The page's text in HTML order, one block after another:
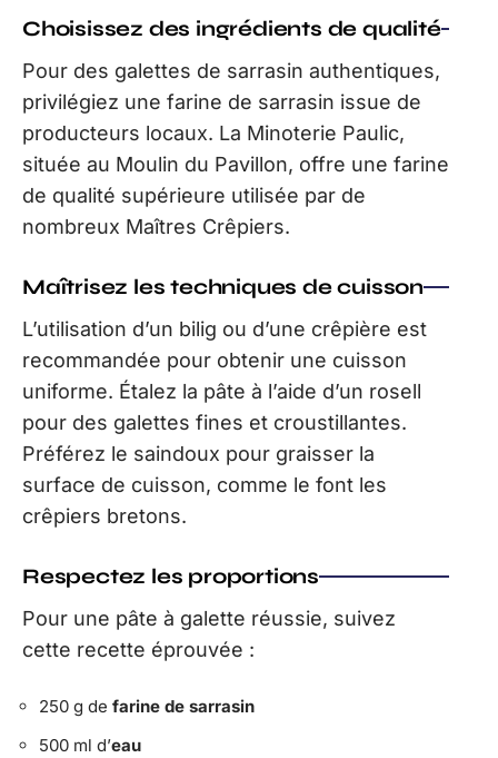
Choisissez des ingrédients de qualité
Pour des galettes de sarrasin authentiques,
privilégiez une farine de sarrasin issue de
producteurs locaux. La Minoterie Paulic,
située au Moulin du Pavillon, offre une farine
de qualité supérieure utilisée par de
nombreux Maîtres Crêpiers.
Maîtrisez les techniques de cuisson
L’utilisation d’un bilig ou d’une crêpière est
recommandée pour obtenir une cuisson
uniforme. Étalez la pâte à l’aide d’un rosell
pour des galettes fines et croustillantes.
Préférez le saindoux pour graisser la
surface de cuisson, comme le font les
crêpiers bretons.
Respectez les proportions
Pour une pâte à galette réussie, suivez
cette recette éprouvée :
250 g de farine de sarrasin
500 ml d’eau